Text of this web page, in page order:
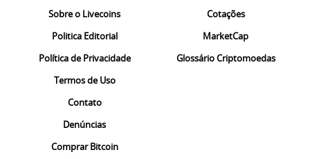
Sobre o Livecoins
Politica Editorial
Política de Privacidade
Termos de Uso
Contato
Denúncias
Comprar Bitcoin
Cotações
MarketCap
Glossário Criptomoedas